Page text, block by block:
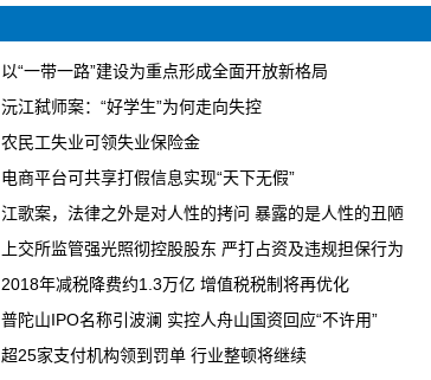
以“一带一路”建设为重点形成全面开放新格局
沅江弑师案：“好学生”为何走向失控
农民工失业可领失业保险金
电商平台可共享打假信息实现“天下无假”
江歌案，法律之外是对人性的拷问 暴露的是人性的丑陋
上交所监管强光照彻控股股东 严打占资及违规担保行为
2018年减税降费约1.3万亿 增值税税制将再优化
普陀山IPO名称引波澜 实控人舟山国资回应“不许用”
超25家支付机构领到罚单 行业整顿将继续